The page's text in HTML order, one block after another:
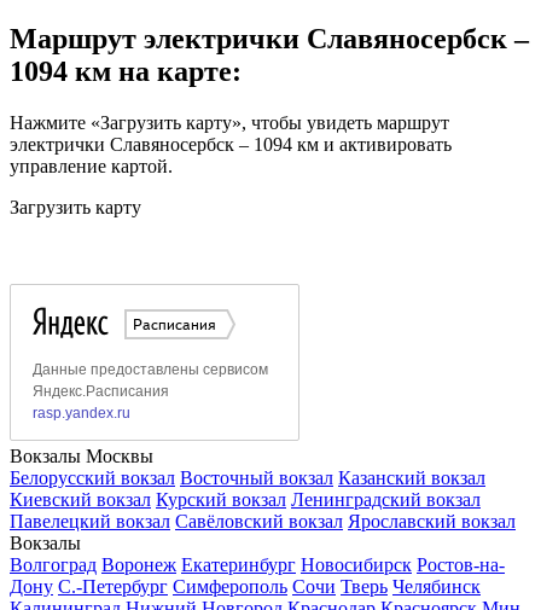
Маршрут электрички Славяносербск –
1094 км на карте:
Нажмите «Загрузить карту», чтобы увидеть маршрут
электрички Славяносербск – 1094 км и активировать
управление картой.
Загрузить карту
Вокзалы Москвы
Белорусский вокзал Восточный вокзал Казанский вокзал
Киевский вокзал Курский вокзал Ленинградский вокзал
Павелецкий вокзал Савёловский вокзал Ярославский вокзал
Вокзалы
Волгоград Воронеж Екатеринбург Новосибирск Ростов-на-
Дону С.-Петербург Симферополь Сочи Тверь Челябинск